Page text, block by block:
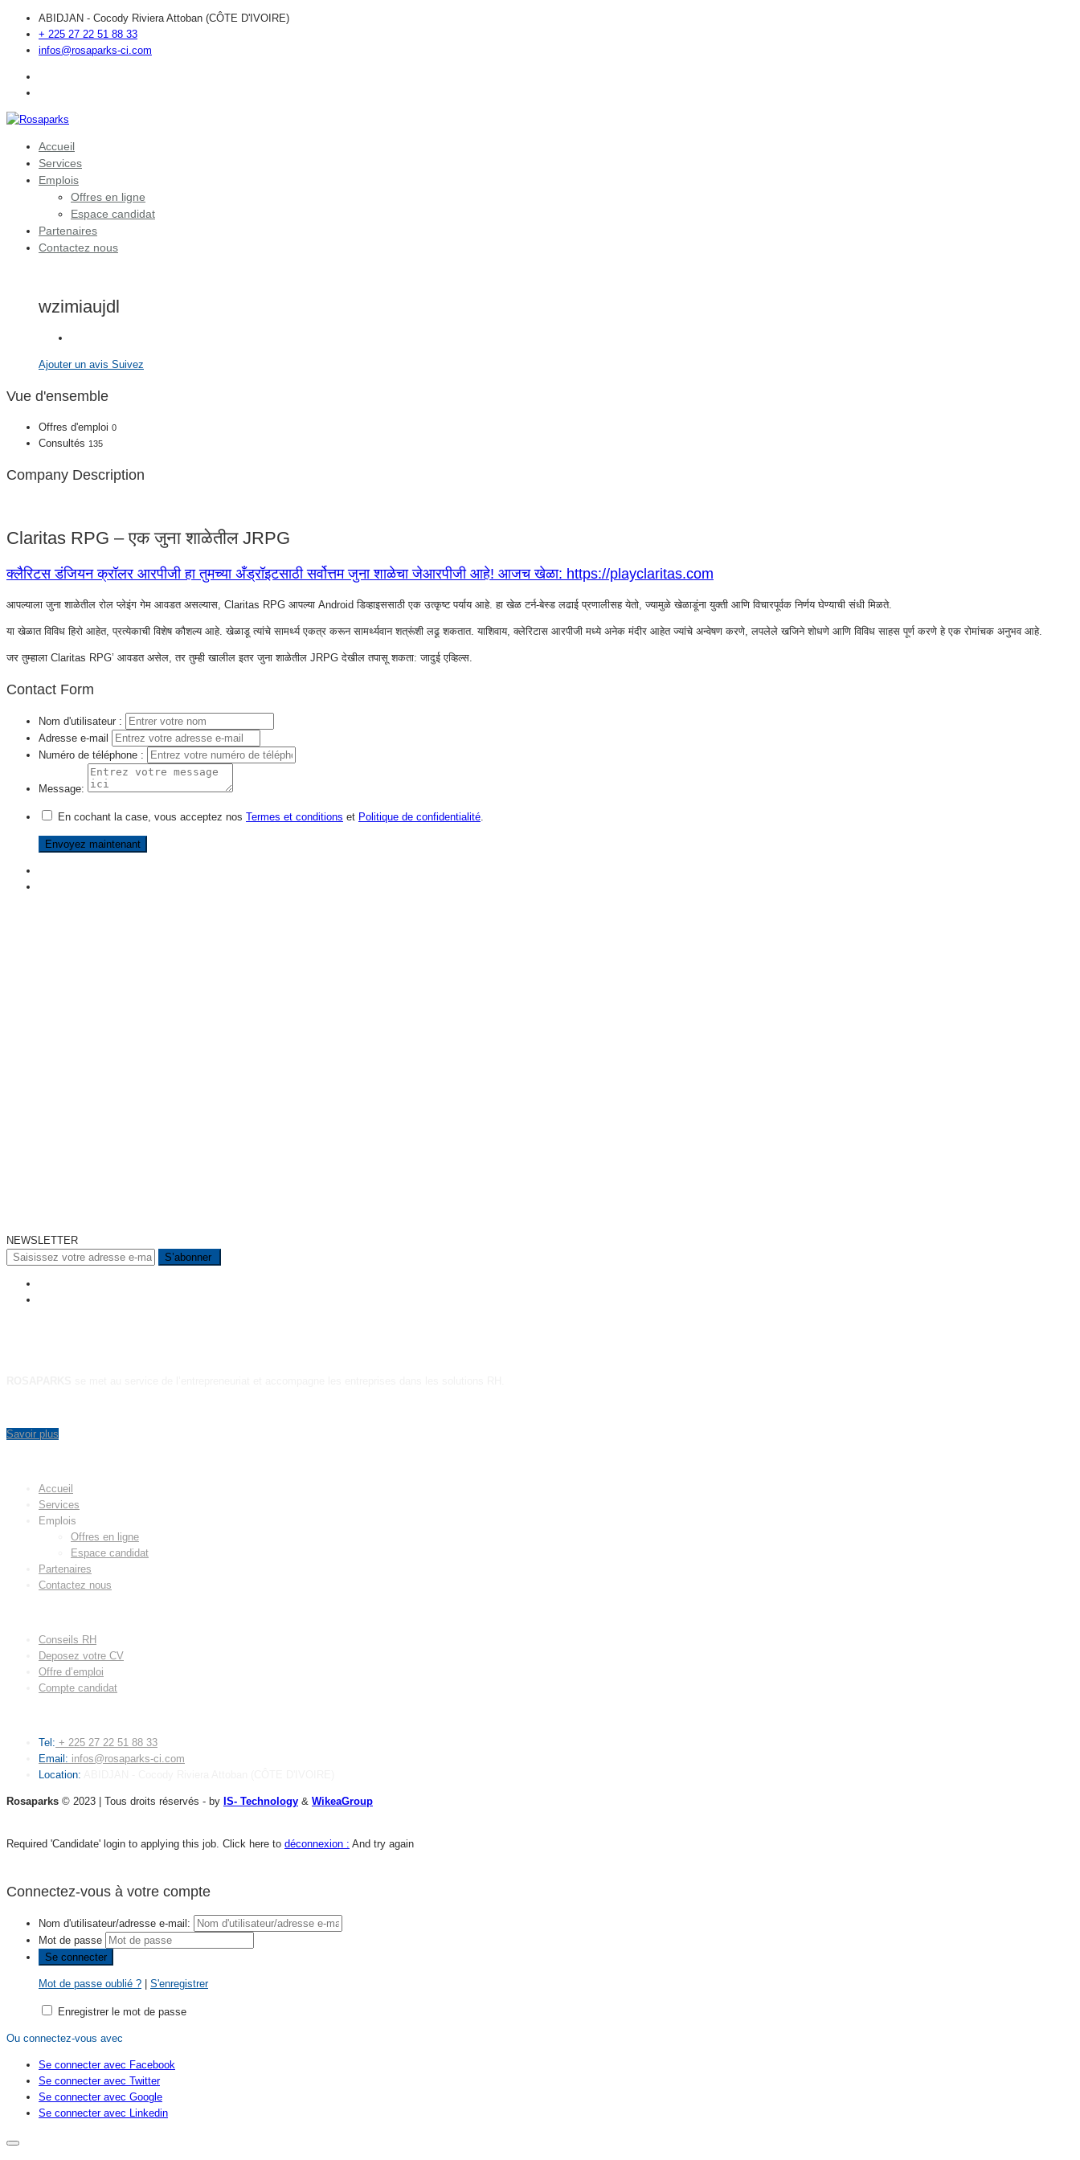
ABIDJAN - Cocody Riviera Attoban (CÔTE D'IVOIRE)
+ 225 27 22 51 88 33
infos@rosaparks-ci.com
Accueil
Services
Emplois
Offres en ligne
Espace candidat
Partenaires
Contactez nous
wzimiaujdl
Ajouter un avis Suivez
Vue d'ensemble
Offres d'emploi 0
Consultés 135
Company Description
Claritas RPG – एक जुना शाळेतील JRPG
क्लैरिटस डंजियन क्रॉलर आरपीजी हा तुमच्या अँड्रॉइटसाठी सर्वोत्तम जुना शाळेचा जेआरपीजी आहे! आजच खेळा: https://playclaritas.com
आपल्याला जुना शाळेतील रोल प्लेइंग गेम आवडत असल्यास, Claritas RPG आपल्या Android डिव्हाइससाठी एक उत्कृष्ट पर्याय आहे. हा खेळ टर्न-बेस्ड लढाई प्रणालीसह येतो, ज्यामुळे खेळाडूंना युक्ती आणि विचारपूर्वक निर्णय घेण्याची संधी मिळते.
या खेळात विविध हिरो आहेत, प्रत्येकाची विशेष कौशल्य आहे. खेळाडू त्यांचे सामर्थ्य एकत्र करून सामर्थ्यवान शत्रूंशी लढू शकतात. याशिवाय, क्लेरिटास आरपीजी मध्ये अनेक मंदीर आहेत ज्यांचे अन्वेषण करणे, लपलेले खजिने शोधणे आणि विविध साहस पूर्ण करणे हे एक रोमांचक अनुभव आहे.
जर तुम्हाला Claritas RPG’ आवडत असेल, तर तुम्ही खालील इतर जुना शाळेतील JRPG देखील तपासू शकता: जादुई एव्हिल्स.
Contact Form
Nom d'utilisateur :
Adresse e-mail
Numéro de téléphone :
Message:
En cochant la case, vous acceptez nos Termes et conditions et Politique de confidentialité
NEWSLETTER
Savoir plus
Accueil
Services
Emplois
Offres en ligne
Espace candidat
Partenaires
Contactez nous
Conseils RH
Deposez votre CV
Offre d’emploi
Compte candidat
Tel: + 225 27 22 51 88 33
Email: infos@rosaparks-ci.com
Location:
Rosaparks © 2023 | Tous droits réservés - by IS- Technology & WikeaGroup
Required 'Candidate' login to applying this job. Click here to déconnexion : And try again
Connectez-vous à votre compte
Nom d'utilisateur/adresse e-mail:
Mot de passe
Mot de passe oublié ? | S'enregistrer
Enregistrer le mot de passe
Ou connectez-vous avec
Se connecter avec Facebook
Se connecter avec Twitter
Se connecter avec Google
Se connecter avec Linkedin